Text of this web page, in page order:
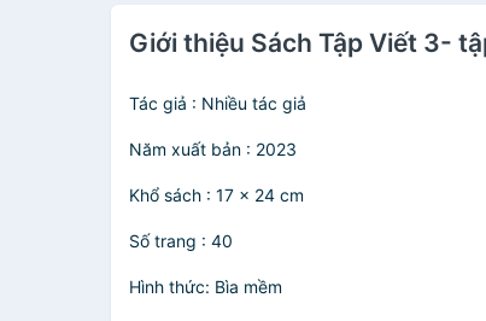
Giới thiệu Sách Tập Viết 3-
Tác giả : Nhiều tác giả
Năm xuất bản : 2023
Khổ sách : 17 x 24 cm
Số trang : 40
Hình thức: Bìa mềm